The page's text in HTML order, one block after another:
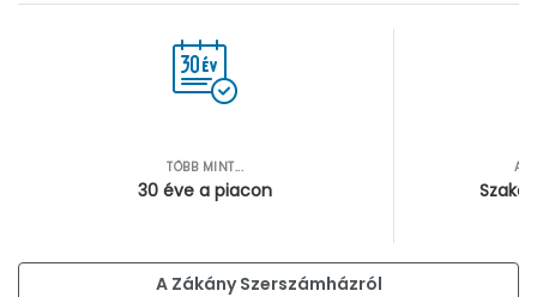
TÖBB MINT...
30 éve a piacon
A Zákány Szerszámházról